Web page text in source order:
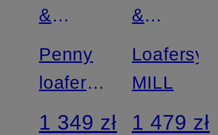
&
SCHMENGER
Penny
loafers
ALVA
1 349 zł
&
Loafersy
MILL
1 479 zł